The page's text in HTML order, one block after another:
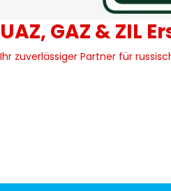
UAZ, GAZ & ZIL
Ihr zuverlässiger Partner für